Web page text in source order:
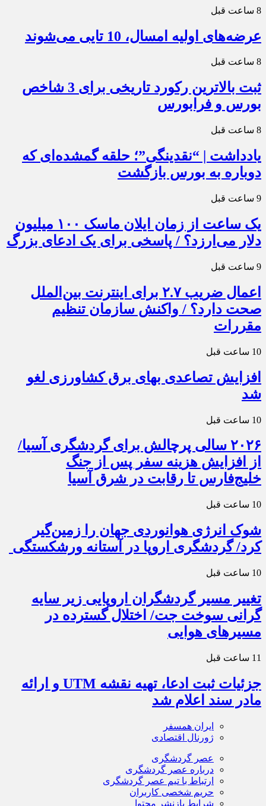
8 ساعت قبل
عرضه‌های اولیه امسال، 10 تایی می‌شوند
8 ساعت قبل
ثبت بالاترین رکورد تاریخی برای 3 شاخص
بورس و فرابورس
8 ساعت قبل
یادداشت | “نقدینگی”؛ حلقه گمشده‌ای که
دوباره به بورس بازگشت
9 ساعت قبل
یک ساعت از زمان ایلان ماسک ۱۰۰ میلیون
دلار می‌ارزد؟ / پاسخی برای یک ادعای بزرگ
9 ساعت قبل
اعمال ضریب ۲.۷ برای اینترنت بین‌الملل
صحت دارد؟ / واکنش سازمان تنظیم
مقررات
10 ساعت قبل
افزایش تصاعدی بهای برق کشاورزی لغو
شد
10 ساعت قبل
۲۰۲۶ سالی پرچالش برای گردشگری آسیا/
از افزایش هزینه سفر پس از جنگ
خلیج‌فارس تا رقابت در شرق آسیا
10 ساعت قبل
شوک انرژی هوانوردی جهان را زمین‌گیر
کرد/ گردشگری اروپا در آستانه ورشکستگی
10 ساعت قبل
تغییر مسیر گردشگران اروپایی زیر سایه
گرانی سوخت جت/ اختلال گسترده در
مسیرهای هوایی
11 ساعت قبل
جزئیات ثبت ادعا، تهیه نقشه UTM و ارائه
مادر سند اعلام شد
ایران همسفر
ژورنال اقتصادی
عصر گردشگری
درباره عصر گردشگری
ارتباط با تیم عصر گردشگری
حریم شخصی کاربران
شرایط بازنشر محتوا